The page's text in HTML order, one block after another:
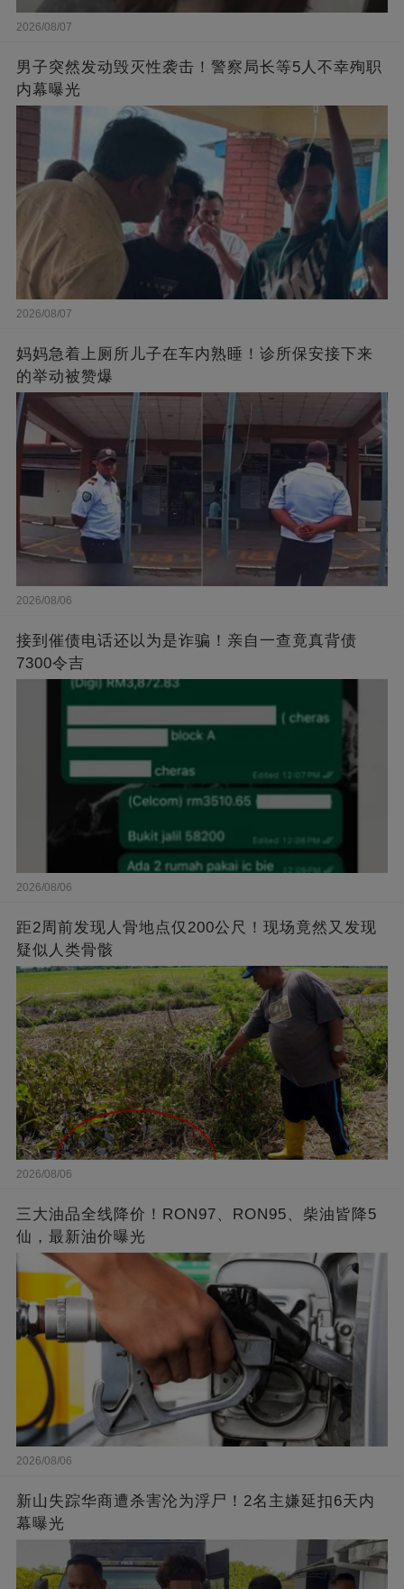
2026/08/07
男子突然发动毁灭性袭击！警察局长等5人不幸殉职
内幕曝光
2026/08/07
妈妈急着上厕所儿子在车内熟睡！诊所保安接下来
的举动被赞爆
2026/08/06
接到催债电话还以为是诈骗！亲自一查竟真背债
7300令吉
2026/08/06
距2周前发现人骨地点仅200公尺！现场竟然又发现
疑似人类骨骸
2026/08/06
三大油品全线降价！RON97、RON95、柴油皆降5
仙，最新油价曝光
2026/08/06
新山失踪华商遭杀害沦为浮尸！2名主嫌延扣6天内
幕曝光